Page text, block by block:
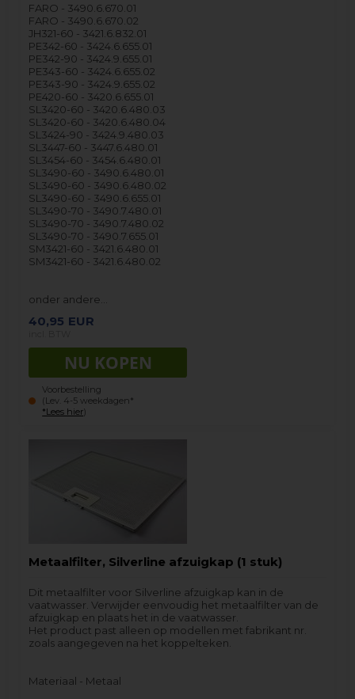
FARO - 3490.6.670.01
FARO - 3490.6.670.02
JH321-60 - 3421.6.832.01
PE342-60 - 3424.6.655.01
PE342-90 - 3424.9.655.01
PE343-60 - 3424.6.655.02
PE343-90 - 3424.9.655.02
PE420-60 - 3420.6.655.01
SL3420-60 - 3420.6.480.03
SL3420-60 - 3420.6.480.04
SL3424-90 - 3424.9.480.03
SL3447-60 - 3447.6.480.01
SL3454-60 - 3454.6.480.01
SL3490-60 - 3490.6.480.01
SL3490-60 - 3490.6.480.02
SL3490-60 - 3490.6.655.01
SL3490-70 - 3490.7.480.01
SL3490-70 - 3490.7.480.02
SL3490-70 - 3490.7.655.01
SM3421-60 - 3421.6.480.01
SM3421-60 - 3421.6.480.02
onder andere…
40,95 EUR
Voorbestelling
(Lev. 4-5 weekdagen*
*Lees hier)
Metaalfilter, Silverline afzuigkap (1 stuk)
Dit metaalfilter voor Silverline afzuigkap kan in de
vaatwasser. Verwijder eenvoudig het metaalfilter van de
afzuigkap en plaats het in de vaatwasser.
Het product past alleen op modellen met fabrikant nr.
zoals aangegeven na het koppelteken.
Materiaal - Metaal